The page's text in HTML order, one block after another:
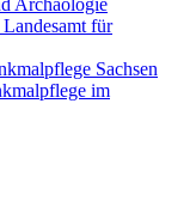
Archäologie
Landesamt für
Sachsen
im